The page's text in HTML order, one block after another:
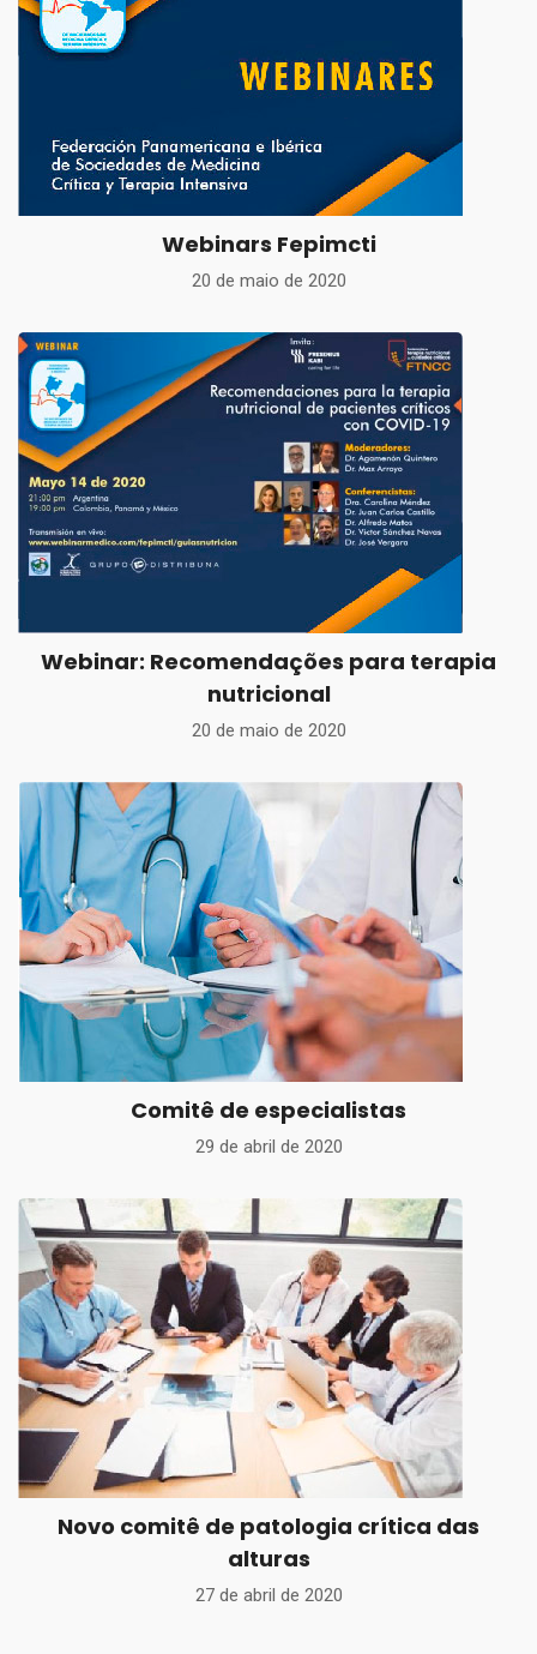
Webinars Fepimcti
20 de maio de 2020
Webinar: Recomendações para terapia
nutricional
20 de maio de 2020
Comitê de especialistas
29 de abril de 2020
Novo comitê de patologia crítica das
alturas
27 de abril de 2020